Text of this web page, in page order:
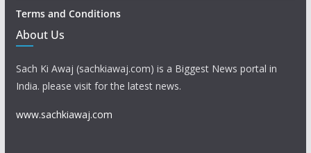
Terms and Conditions
About Us
Sach Ki Awaj (sachkiawaj.com) is a Biggest News portal in
India. please visit for the latest news.
www.sachkiawaj.com